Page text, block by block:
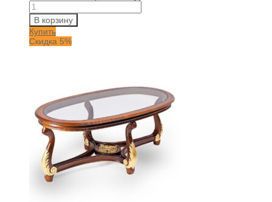
В корзину
Купить
Скидка 5%